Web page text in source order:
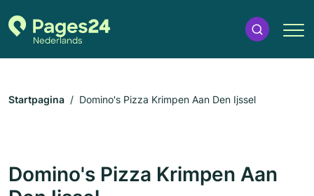
Startpagina Domino's Pizza Krimpen Aan Den Ijssel
Domino's Pizza Krimpen Aan